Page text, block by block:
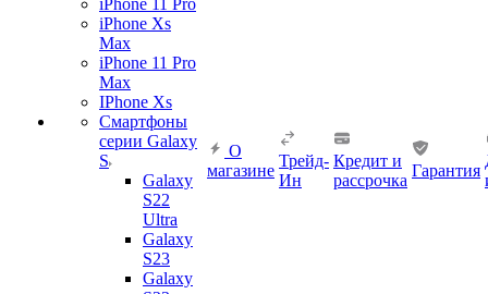
iPhone 11 Pro
iPhone Xs
Max
iPhone 11 Pro
Max
IPhone Xs
Смартфоны
серии Galaxy
S
Galaxy
S22
Ultra
Galaxy
S23
Galaxy
О
магазине
Трейд-
Ин
Кредит и
рассрочка
Гарантия